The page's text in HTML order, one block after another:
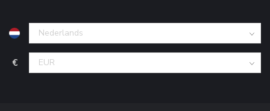
€